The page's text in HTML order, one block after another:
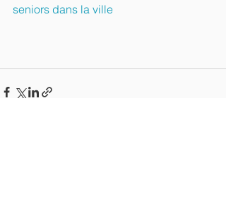
seniors dans la ville